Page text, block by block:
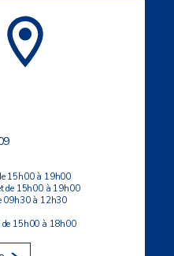
15h00 à 19h00
de 15h00 à 19h00
09h30 à 12h30
de 15h00 à 18h00